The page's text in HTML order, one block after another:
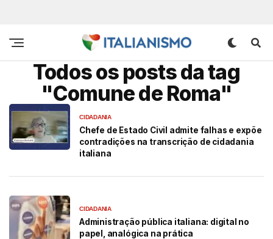
Todos os posts da tag
"Comune de Roma"
CIDADANIA
Chefe de Estado Civil admite falhas e expõe
contradições na transcrição de cidadania
italiana
CIDADANIA
Administração pública italiana: digital no
papel, analógica na prática